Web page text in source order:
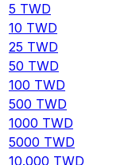
5 TWD
10 TWD
25 TWD
50 TWD
100 TWD
500 TWD
1000 TWD
5000 TWD
10.000 TWD